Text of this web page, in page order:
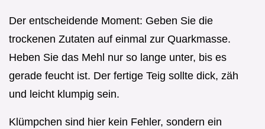
Der entscheidende Moment: Geben Sie die
trockenen Zutaten auf einmal zur Quarkmasse.
Heben Sie das Mehl nur so lange unter, bis es
gerade feucht ist. Der fertige Teig sollte dick, zäh
und leicht klumpig sein.
Klümpchen sind hier kein Fehler, sondern ein